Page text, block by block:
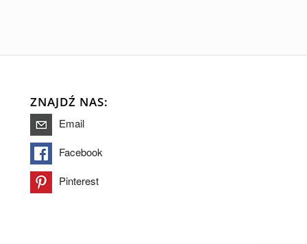
ZNAJDŹ NAS:
Email
Facebook
Pinterest